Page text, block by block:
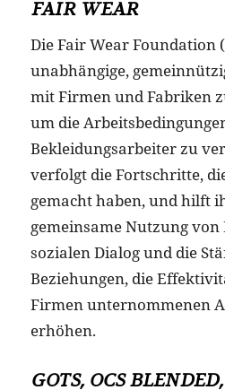
FAIR WEAR
Die Fair Wear Foundation
unabhängige,
mit Firmen und Fabriken
um die
Bekleidungsarbeiter zu
verfolgt die Fortschritte,
gemacht haben, und hilft
gemeinsame Nutzung von
sozialen Dialog und die
Beziehungen, die
Firmen unternommenen
erhöhen.
GOTS, OCS